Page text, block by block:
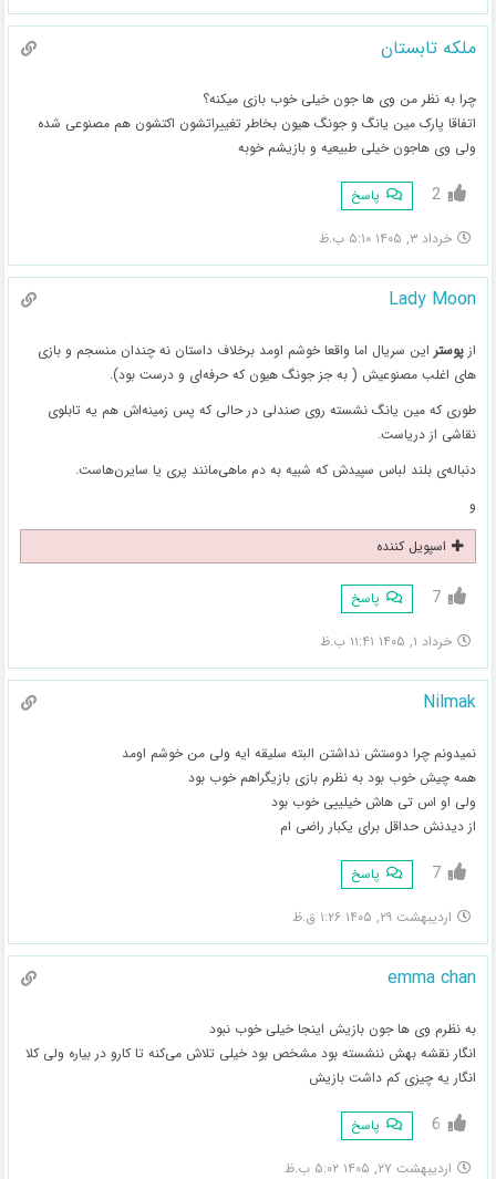
ملکه تابستان
چرا به نظر من وی ها جون خیلی خوب بازی میکنه؟
اتفاقا پارک مین یانگ و جونگ هیون بخاطر تغییراتشون اکتشون هم مصنوعی شده
ولی وی هاجون خیلی طبیعیه و بازیشم خوبه
2 پاسخ
خرداد ۳, ۱۴۰۵ ۵:۱۰ ب.ظ
Lady Moon
ازپوستر این سریال اما واقعا خوشم اومد برخلاف داستان نه چندان منسجم و بازی
های اغلب مصنوعیش ( به جز جونگ هیون که حرفه‌ای و درست بود).
طوری که مین یانگ نشسته روی صندلی در حالی که پس زمینه‌اش هم یه تابلوی
نقاشی از دریاست.
دنباله‌ی بلند لباس سپیدش که شبیه به دم ماهی‌مانند پری یا سایرن‌هاست.
و
اسپویل کننده
7 پاسخ
خرداد ۱, ۱۴۰۵ ۱۱:۴۱ ب.ظ
Nilmak
نمیدونم چرا دوستش نداشتن البته سلیقه ایه ولی من خوشم اومد
همه چیش خوب بود به نظرم بازی بازیگراهم خوب بود
ولی او اس تی هاش خیلییی خوب بود
از دیدنش حداقل برای یکبار راضی ام
7 پاسخ
اردیبهشت ۲۹, ۱۴۰۵ ۱:۲۶ ق.ظ
emma chan
به نظرم وی ها جون بازیش اینجا خیلی خوب نبود
انگار نقشه بهش ننشسته بود مشخص بود خیلی تلاش می‌کنه تا کارو در بیاره ولی کلا
انگار یه چیزی کم داشت بازیش
6 پاسخ
اردیبهشت ۲۷, ۱۴۰۵ ۵:۰۲ ب.ظ